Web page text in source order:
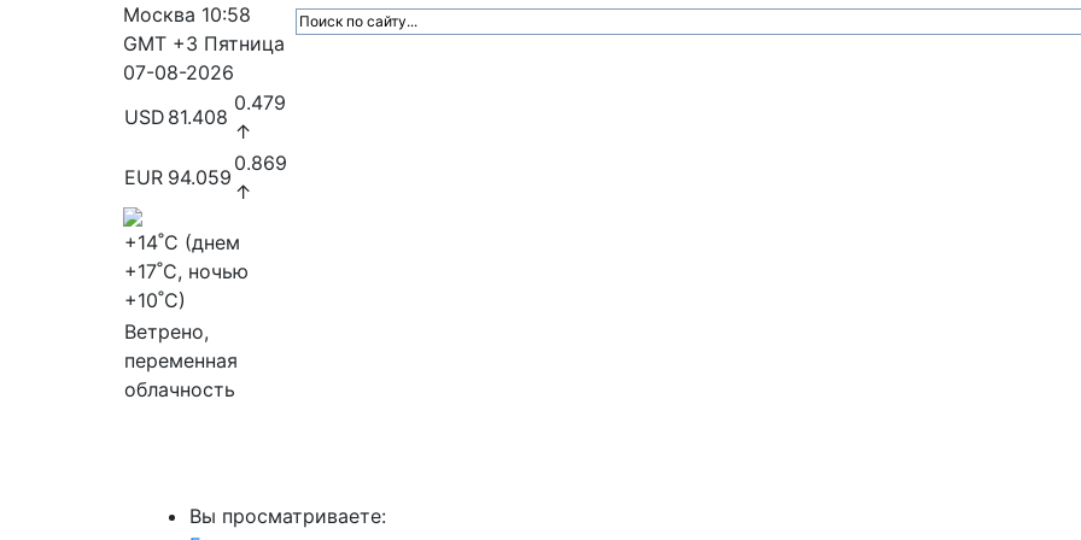
Москва 10:58
GMT +3 Пятница
07-08-2026
USD 81.408
0.479
↑
EUR 94.059
0.869
↑
+14˚C (днем
+17˚C, ночью
+10˚C)
Ветрено,
переменная
облачность
Вы просматриваете: